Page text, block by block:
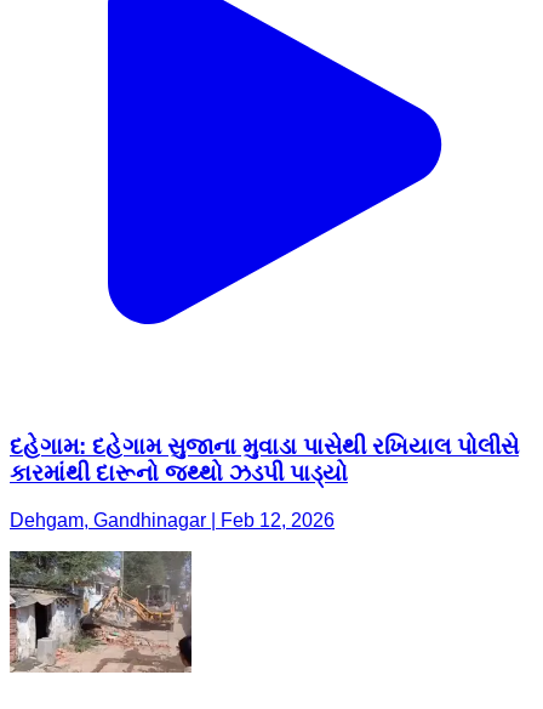
દહેગામ: દહેગામ સુજાના મુવાડા પાસેથી રખિયાલ પોલીસે
કારમાંથી દારૂનો જથ્થો ઝડપી પાડ્યો
Dehgam, Gandhinagar | Feb 12, 2026